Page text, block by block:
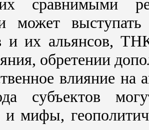
сравнимыми
может
и их альянсов,
обретении
влияние на
субъектов
и мифы,